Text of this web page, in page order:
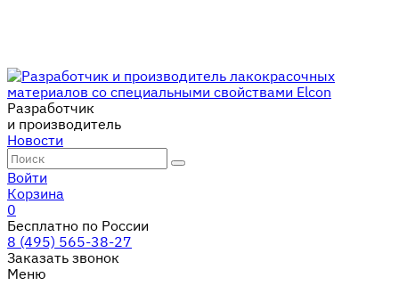
Разработчик
и производитель
Новости
Войти
Корзина
0
Бесплатно по России
8 (495) 565-38-27
Заказать звонок
Меню